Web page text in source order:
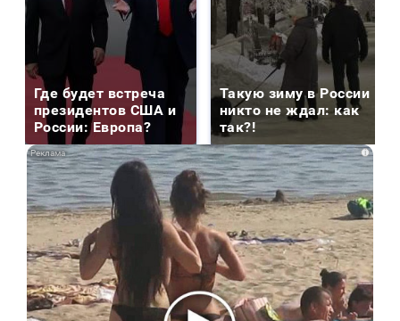
Где будет встреча
президентов США и
России: Европа?
Такую зиму в России
никто не ждал: как
так?!
i